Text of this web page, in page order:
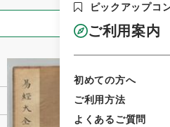
ピックアップコ
ご利用案内
初めての方へ
ご利用方法
よくあるご質問
全ての情報